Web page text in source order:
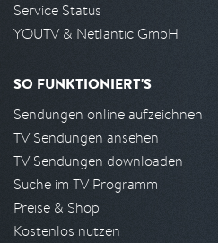
Service Status
YOUTV & Netlantic GmbH
SO FUNKTIONIERT'S
Sendungen online aufzeichnen
TV Sendungen ansehen
TV Sendungen downloaden
Suche im TV Programm
Preise & Shop
Kostenlos nutzen